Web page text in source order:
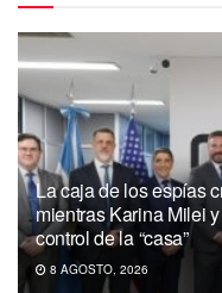
La caja de los espías
mientras Karina Milei
control de la “casa”
8 AGOSTO, 2026